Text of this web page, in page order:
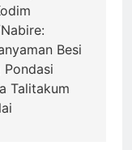
Besi
Pondasi
Talitakum